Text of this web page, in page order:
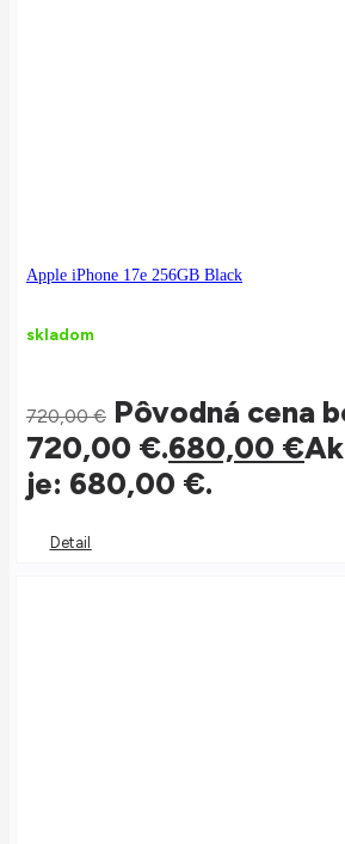
Apple iPhone 17e 256GB Black
skladom
720,00€ Pôvodná cena
720,00 €.680,00 €
je: 680,00 €.
Detail